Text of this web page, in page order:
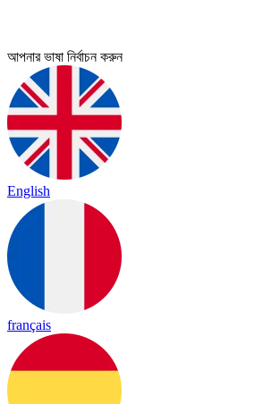
আপনার ভাষা নির্বাচন করুন
English
français